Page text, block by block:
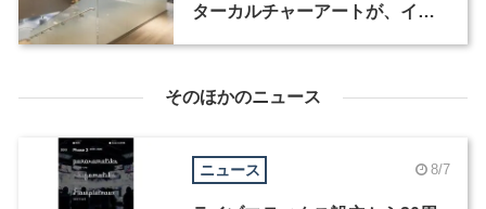
ターカルチャーアートが、イン
そのほかのニュース
ニュース 8/7